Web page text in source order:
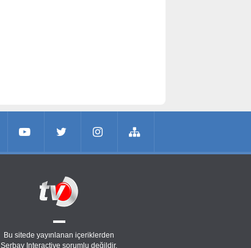
Bu sitede yayınlanan içeriklerden
Serbay Interactive sorumlu değildir.